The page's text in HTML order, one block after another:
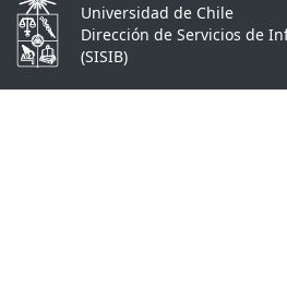
Universidad de Chile
Dirección de Servicios de
(SISIB)